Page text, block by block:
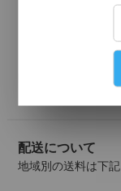
配送について
地域別の送料は下